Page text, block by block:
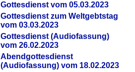
Gottesdienst vom 05.03.2023
Gottesdienst zum Weltgebtstag
vom 03.03.2023
Gottesdienst (Audiofassung)
vom 26.02.2023
Abendgottesdienst
(Audiofassung) vom 18.02.2023